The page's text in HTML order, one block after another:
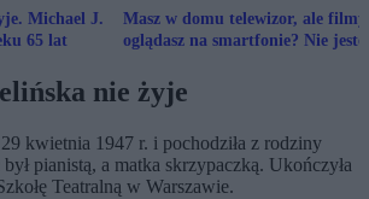
Michael J.
65 lat
Masz w domu telewizor, ale filmy
oglądasz na smartfonie? Nie
nie żyje
kwietnia 1947 r. i pochodziła z rodziny
pianistą, a matka skrzypaczką. Ukończyła
Teatralną w Warszawie.